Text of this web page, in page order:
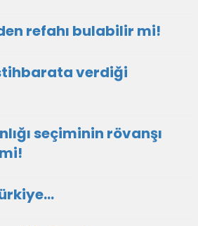
refahı bulabilir mi!
verdiği
seçiminin rövanşı